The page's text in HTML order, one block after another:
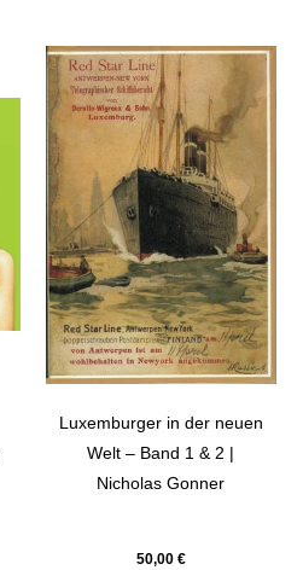
Luxemburger in der neuen
Welt – Band 1 & 2 |
Nicholas Gonner
50,00 €